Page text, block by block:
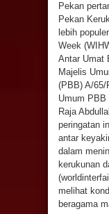
Pekan
Pekan
lebih
Week
Antar Umat
Majelis
(PBB) A/65/
Umum PBB
Raja
peringatan
antar
dalam
kerukunan
melihat
beragama